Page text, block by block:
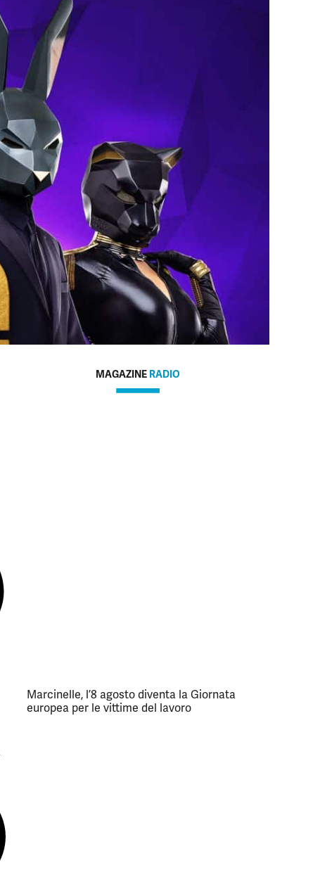
MAGAZINE RADIO
Marcinelle, l’8 agosto diventa la Giornata
europea per le vittime del lavoro